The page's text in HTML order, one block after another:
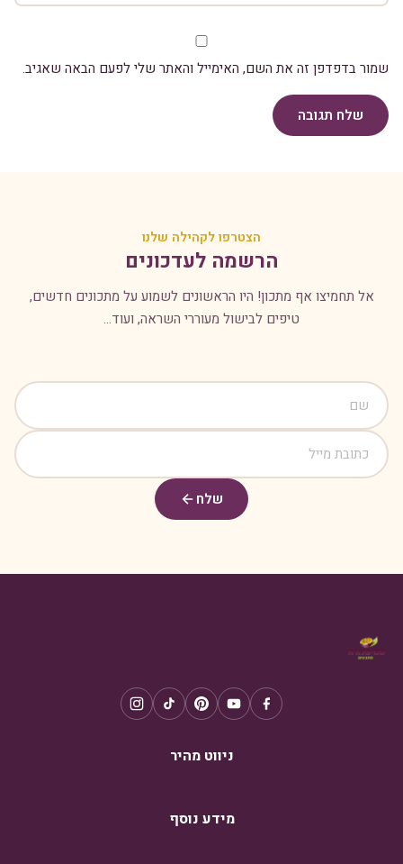
שמור בדפדפן זה את השם, האימייל והאתר שלי לפעם הבאה שאגיב.
שלח תגובה
הצטרפו לקהילה שלנו
הרשמה לעדכונים
אל תחמיצו אף מתכון! היו הראשונים לשמוע על מתכונים חדשים,
טיפים לבישול מעוררי השראה, ועוד...
שלח
ניווט מהיר
מידע נוסף